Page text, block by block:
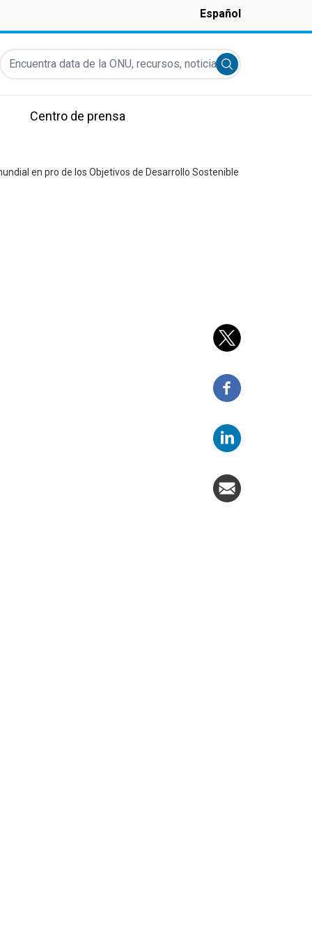
Español
data de la ONU, recursos, noticias y más...
Submit search
Centro de prensa
en pro de los Objetivos de Desarrollo Sostenible